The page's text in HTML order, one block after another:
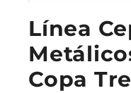
Línea
Copa